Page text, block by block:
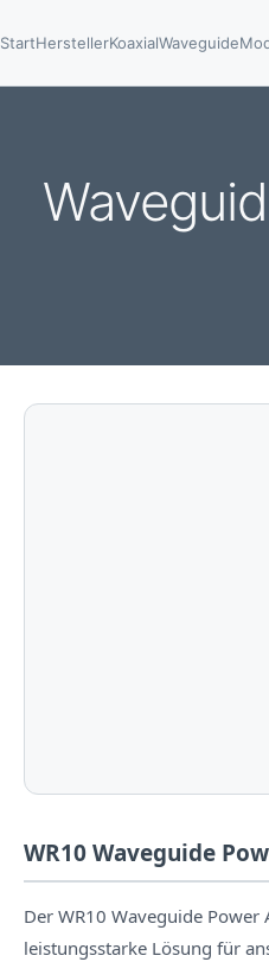
StartHerstellerKoaxialWaveguide
WR10 Waveguide
Der WR10 Waveguide
leistungsstarke Lösung für